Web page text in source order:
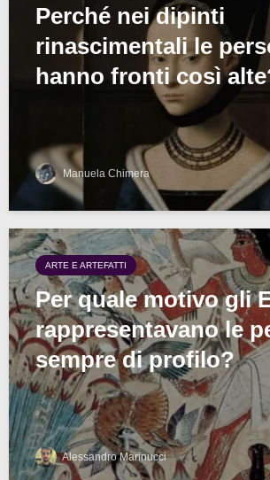
Perché nei dipinti
rinascimentali le
hanno fronti così
Manuela Chimera
ARTE E ARTEFATTI
Per quale motivo gli
rappresentavano le
sempre di profilo?
Alessandro Marinucci